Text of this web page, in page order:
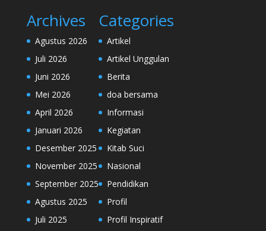
Archives
Agustus 2026
Juli 2026
Juni 2026
Mei 2026
April 2026
Januari 2026
Desember 2025
November 2025
September 2025
Agustus 2025
Juli 2025
Categories
Artikel
Artikel Unggulan
Berita
doa bersama
Informasi
Kegiatan
Kitab Suci
Nasional
Pendidikan
Profil
Profil Inspiratif